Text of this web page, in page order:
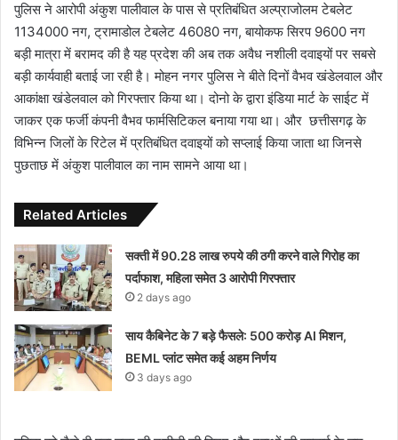
पुलिस ने आरोपी अंकुश पालीवाल के पास से प्रतिबंधित अल्प्राजोलम टेबलेट
1134000 नग, ट्रामाडोल टेबलेट 46080 नग, बायोकफ सिरप 9600 नग
बड़ी मात्रा में बरामद की है यह प्रदेश की अब तक अवैध नशीली दवाइयों पर सबसे
बड़ी कार्यवाही बताई जा रही है। मोहन नगर पुलिस ने बीते दिनों वैभव खंडेलवाल और
आकांक्षा खंडेलवाल को गिरफ्तार किया था। दोनो के द्वारा इंडिया मार्ट के साईट में
जाकर एक फर्जी कंपनी वैभव फार्मसिटिकल बनाया गया था। और छत्तीसगढ़ के
विभिन्न जिलों के रिटेल में प्रतिबंधित दवाइयों को सप्लाई किया जाता था जिनसे
पुछताछ में अंकुश पालीवाल का नाम सामने आया था।
Related Articles
सक्ती में 90.28 लाख रुपये की ठगी करने वाले गिरोह का
पर्दाफाश, महिला समेत 3 आरोपी गिरफ्तार
2 days ago
साय कैबिनेट के 7 बड़े फैसले: 500 करोड़ AI मिशन,
BEML प्लांट समेत कई अहम निर्णय
3 days ago